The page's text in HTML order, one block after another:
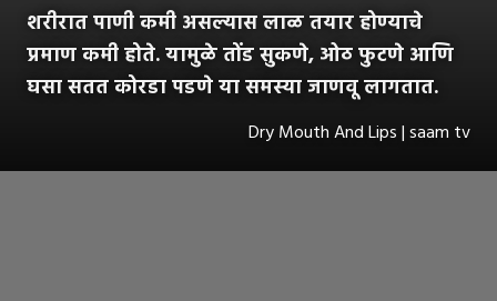
शरीरात पाणी कमी असल्यास लाळ तयार होण्याचे
प्रमाण कमी होते. यामुळे तोंड सुकणे, ओठ फुटणे आणि
घसा सतत कोरडा पडणे या समस्या जाणवू लागतात.
Dry Mouth And Lips | saam tv